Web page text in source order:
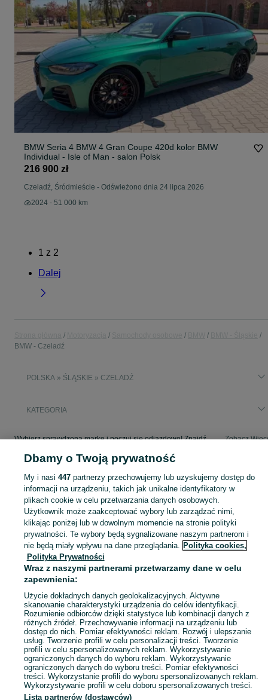
BMW Seria 4 BMW 4 Gran Coupe 420d kolor BMW
Individual - Isle of Man - salon Polsk
216 900 zł
Czeladź, Śródmieście - Odświeżono dnia 24 lipca 2026
2024 - 51 000 km
1 z 2
Dalej
BMW - Czeladź
POLSKA » ŚLĄSKIE » CZELADŹ
KATEGORIA
Wybierz sprawdzoną markę i poczuj się odjazdowo! Znajdź wymarzony samochód w kategorii BMW na OLX - Czeladź i okolice! Zobacz
Mapa kategorii
Mapa miejscowości
Mapa ministron
Popularne wyszukiwania
Dbamy o Twoją prywatność
My i nasi 447partnerzy przechowujemy lub uzyskujemy dostęp do
informacji na urządzeniu, takich jak unikalne identyfikatory w
plikach cookie w celu przetwarzania danych osobowych.
Użytkownik może zaakceptować wybory lub zarządzać nimi,
klikając poniżej lub w dowolnym momencie na stronie polityki
prywatności. Te wybory będą sygnalizowane naszym partnerom i
nie będą miały wpływu na dane przeglądania. Polityka cookies,
Polityka Prywatności
Wraz z naszymi partnerami przetwarzamy dane w celu
zapewnienia:
Użycie dokładnych danych geolokalizacyjnych. Aktywne
skanowanie charakterystyki urządzenia do celów identyfikacji.
Rozumienie odbiorców dzięki statystyce lub kombinacji danych z
różnych źródeł. Przechowywanie informacji na urządzeniu lub
dostęp do nich. Pomiar efektywności reklam. Rozwój i ulepszanie
usług. Tworzenie profili w celu personalizacji treści. Tworzenie
profili w celu spersonalizowanych reklam. Wykorzystywanie
ograniczonych danych do wyboru reklam. Wykorzystywanie
ograniczonych danych do wyboru treści. Pomiar efektywności
treści. Wykorzystanie profili do wyboru spersonalizowanych reklam.
Wykorzystywanie profili w celu doboru spersonalizowanych treści.
Lista partnerów (dostawców)